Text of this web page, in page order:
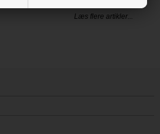
Læs flere artikler...